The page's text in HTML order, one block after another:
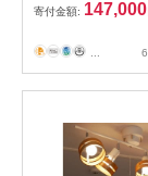
寄付金額: 147,000